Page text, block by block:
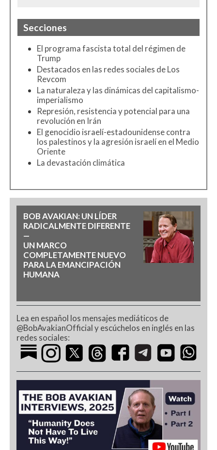
Secciones
El programa fascista total del régimen de
Trump
Destacados en las redes sociales de Los
Revcom
La naturaleza y las dinámicas del capitalismo-
imperialismo
Represión, resistencia y potencial para una
revolución en Irán
El genocidio israelí-estadounidense contra
los palestinos y la agresión israelí en el Medio
Oriente
La devastación climática
BOB AVAKIAN: UN LÍDER
RADICALMENTE DIFERENTE
—
UN MARCO
COMPLETAMENTE NUEVO
PARA LA EMANCIPACIÓN
HUMANA
Lea en español los mensajes mediáticos de
@BobAvakianOfficial y escúchelos en inglés en las
redes sociales: